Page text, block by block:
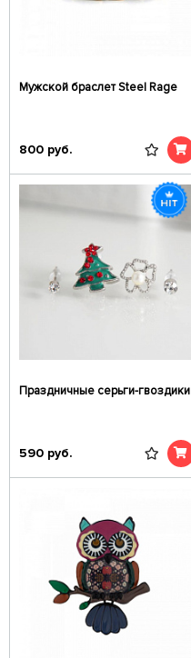
Мужской браслет Steel Rage
800 руб.
Праздничные серьги-гвоздики
590 руб.